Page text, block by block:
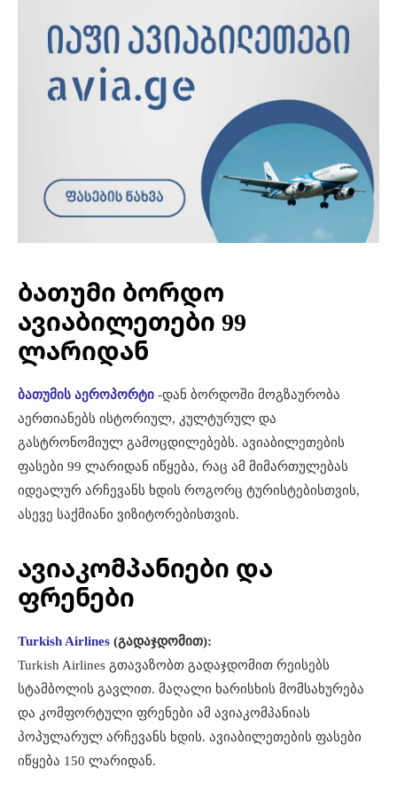
ბათუმი ბორდო
ავიაბილეთები 99
ლარიდან
ბათუმის აეროპორტი -დან ბორდოში მოგზაურობა
აერთიანებს ისტორიულ, კულტურულ და
გასტრონომიულ გამოცდილებებს. ავიაბილეთების
ფასები 99 ლარიდან იწყება, რაც ამ მიმართულებას
იდეალურ არჩევანს ხდის როგორც ტურისტებისთვის,
ასევე საქმიანი ვიზიტორებისთვის.
ავიაკომპანიები და
ფრენები
Turkish Airlines (გადაჯდომით):
Turkish Airlines გთავაზობთ გადაჯდომით რეისებს
სტამბოლის გავლით. მაღალი ხარისხის მომსახურება
და კომფორტული ფრენები ამ ავიაკომპანიას
პოპულარულ არჩევანს ხდის. ავიაბილეთების ფასები
იწყება 150 ლარიდან.